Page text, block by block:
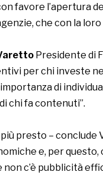
favore l’apertura
che con la
Presidente di
per chi investe
di
chi fa contenuti”.
più presto –
e, per questo,
non c’è pubblicità